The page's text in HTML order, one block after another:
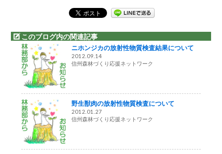
このブログ内の関連記事
ニホンジカの放射性物質検査結果について
2012.09.14
信州森林づくり応援ネットワーク
野生獣肉の放射性物質検査について
2012.01.27
信州森林づくり応援ネットワーク